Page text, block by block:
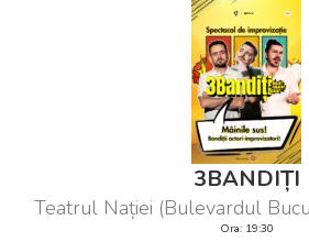
3BANDIȚI
Teatrul Nației (Bulevardul
Ora: 19:30